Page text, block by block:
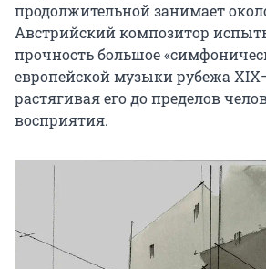
продолжительной занимает
Австрийский композитор
прочность большое
европейской музыки рубежа
растягивая его до пределов
восприятия.